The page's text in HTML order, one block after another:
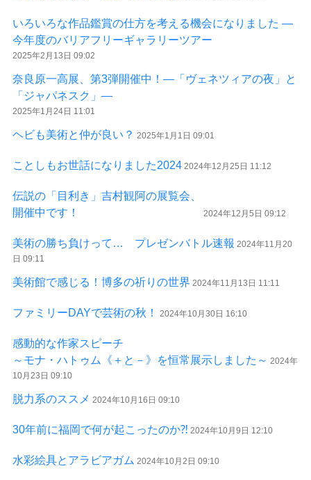
いろいろな作品鑑賞の仕方を考える機会になりました ―
今年度のバリアフリーギャラリーツアー
2025年2月13日 09:02
奈良原一高展、第3弾開催中！―「ヴェネツィアの夜」と
「ジャパネスク」―
2025年1月24日 11:01
ヘビも美術と仲が良い？ 2025年1月1日 09:01
ことしもお世話になりました2024 2024年12月25日 11:12
伝説の「目利き」吉村観阿の展覧会、
開催中です！
2024年12月5日 09:12
美術の勝ち負けって… プレゼンバトル速報 2024年11月20
日 09:11
美術館で感じる！博多の祈りの世界 2024年11月13日 11:11
ファミリーDAYで芸術の秋！ 2024年10月30日 16:10
感動的な作家スピーチ
～モナ・ハトゥム《＋と－》を恒常展示しました～ 2024年
10月23日 09:10
脱力系のススメ 2024年10月16日 09:10
30年前に福岡で何が起こったのか⁈ 2024年10月9日 12:10
水彩絵具とアラビアガム 2024年10月2日 09:10